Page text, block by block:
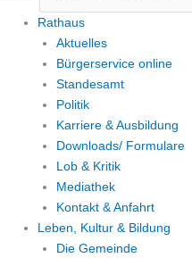
Rathaus
Aktuelles
Bürgerservice online
Standesamt
Politik
Karriere & Ausbildung
Downloads/ Formulare
Lob & Kritik
Mediathek
Kontakt & Anfahrt
Leben, Kultur & Bildung
Die Gemeinde